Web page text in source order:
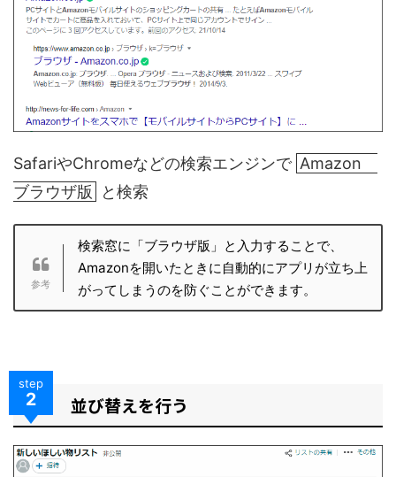
SafariやChromeなどの検索エンジンで Amazon
ブラウザ版
と検索
検索窓に「ブラウザ版」と入力することで、
Amazonを開いたときに自動的にアプリが立ち上
がってしまうのを防ぐことができます。
step
2 並び替えを行う